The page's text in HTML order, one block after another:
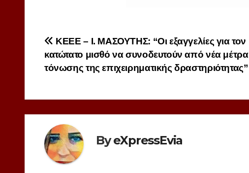
Πλοήγηση
άρθρων
ΚΕΕΕ – Ι. ΜΑΣΟΥΤΗΣ: “Οι εξαγγελίες για τον
κατώτατο μισθό να συνοδευτούν από νέα μέτρα
τόνωσης της επιχειρηματικής δραστηριότητας”
ByeXpressEvia